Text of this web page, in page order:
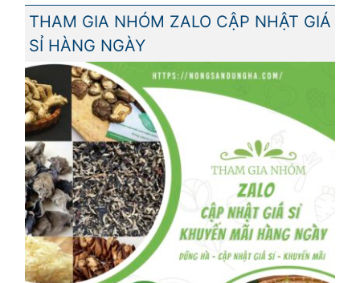
THAM GIA NHÓM ZALO CẬP NHẬT GIÁ
SỈ HÀNG NGÀY